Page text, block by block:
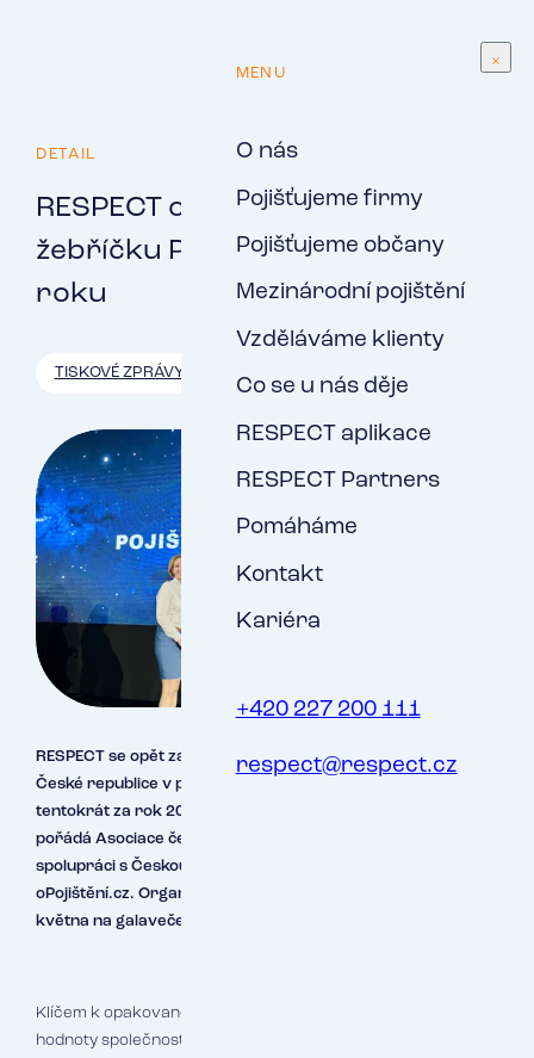
MENU
O nás
Pojišťujeme firmy
Pojišťujeme občany
Mezinárodní pojištění
Vzděláváme klienty
Co se u nás děje
RESPECT aplikace
RESPECT Partners
Pomáháme
Kontakt
Kariéra
+420 227 200 111
respect@respect.cz
DETAIL
RESPECT opět mezi elitou v
žebříčku Pojišťovací makléř
roku
TISKOVÉ ZPRÁVY
RESPECT se opět zařadil mezi TOP 5 pojišťovacích makléřů v
České republice v prestižní anketě Pojišťovací makléř roku,
tentokrát za rok 2024. Nejprestižnější oborové ocenění
pořádá Asociace českých pojišťovacích makléřů ve
spolupráci s Českou asociací pojišťoven a portálem
oPojištění.cz. Organizátoři slavnostně vyhlásili výsledky 22.
května na galavečeru v Kongresovém centru ČNB v Praze.
Klíčem k opakovanému uznání je jasná vize a konzistentní
hodnoty společnosti spolu se špičkovým servisem. „V